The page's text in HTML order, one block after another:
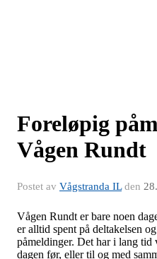
Foreløpig
Vågen Rundt
Postet av Vågstranda ILden
Vågen Rundt er bare noen
er alltid spent på deltakelsen
påmeldinger. Det har i lang
dagen før, eller til og med